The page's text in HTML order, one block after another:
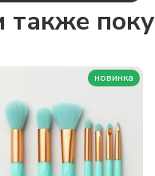
также
новинка